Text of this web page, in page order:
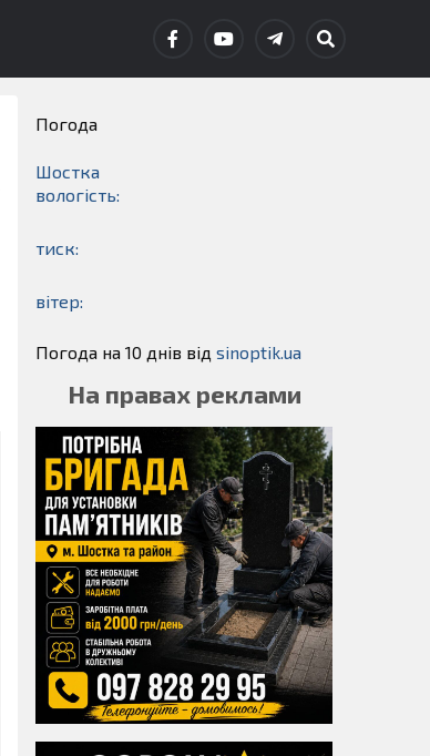
Погода
Шостка
вологість:
тиск:
вітер:
Погода на 10 днів від sinoptik.ua
На правах реклами